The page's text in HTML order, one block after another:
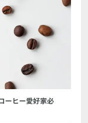
ーヒー愛好家必